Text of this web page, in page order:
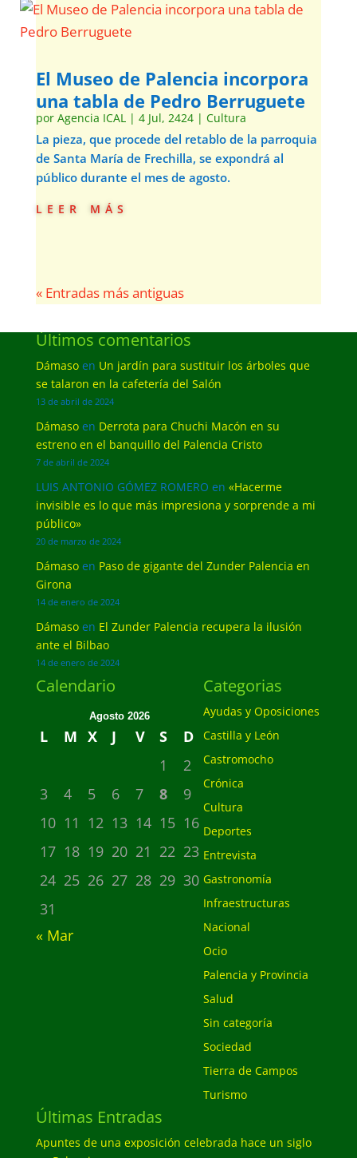
El Museo de Palencia incorpora
una tabla de Pedro Berruguete
por Agencia ICAL| 4 Jul, 2424| Cultura
La pieza, que procede del retablo de la parroquia
de Santa María de Frechilla, se expondrá al
público durante el mes de agosto.
leer más
« Entradas más antiguas
Últimos comentarios
Dámasoen Un jardín para sustituir los árboles que
se talaron en la cafetería del Salón
13 de abril de 2024
Dámasoen Derrota para Chuchi Macón en su
estreno en el banquillo del Palencia Cristo
7 de abril de 2024
LUIS ANTONIO GÓMEZ ROMERO en «Hacerme
invisible es lo que más impresiona y sorprende a mi
público»
20 de marzo de 2024
Dámasoen Paso de gigante del Zunder Palencia en
Girona
14 de enero de 2024
Dámasoen El Zunder Palencia recupera la ilusión
ante el Bilbao
14 de enero de 2024
Calendario
Agosto 2026
L M X J V S
D
1
2
3
4 5 6 7 8
9
10 11 12 13 14 15 16
17 18 19 20 21 22 23
24 25 26 27 28 29 30
31
« Mar
Categorias
Ayudas y Oposiciones
Castilla y León
Castromocho
Crónica
Cultura
Deportes
Entrevista
Gastronomía
Infraestructuras
Nacional
Ocio
Palencia y Provincia
Salud
Sin categoría
Sociedad
Tierra de Campos
Turismo
Últimas Entradas
Apuntes de una exposición celebrada hace un siglo